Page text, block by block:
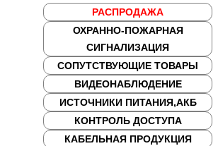
РАСПРОДАЖА
ОХРАННО-ПОЖАРНАЯ
СИГНАЛИЗАЦИЯ
СОПУТСТВУЮЩИЕ ТОВАРЫ
ВИДЕОНАБЛЮДЕНИЕ
ИСТОЧНИКИ ПИТАНИЯ,АКБ
КОНТРОЛЬ ДОСТУПА
КАБЕЛЬНАЯ ПРОДУКЦИЯ